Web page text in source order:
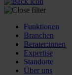
Funktionen
Branchen
Berater:innen
Expertise
Standorte
Über uns